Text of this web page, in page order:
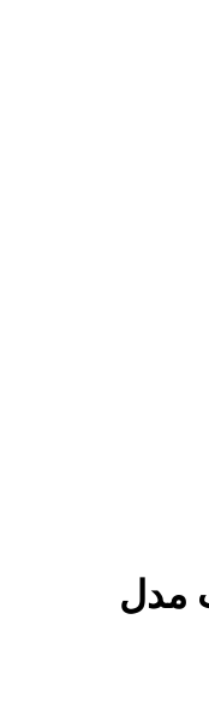
مدل